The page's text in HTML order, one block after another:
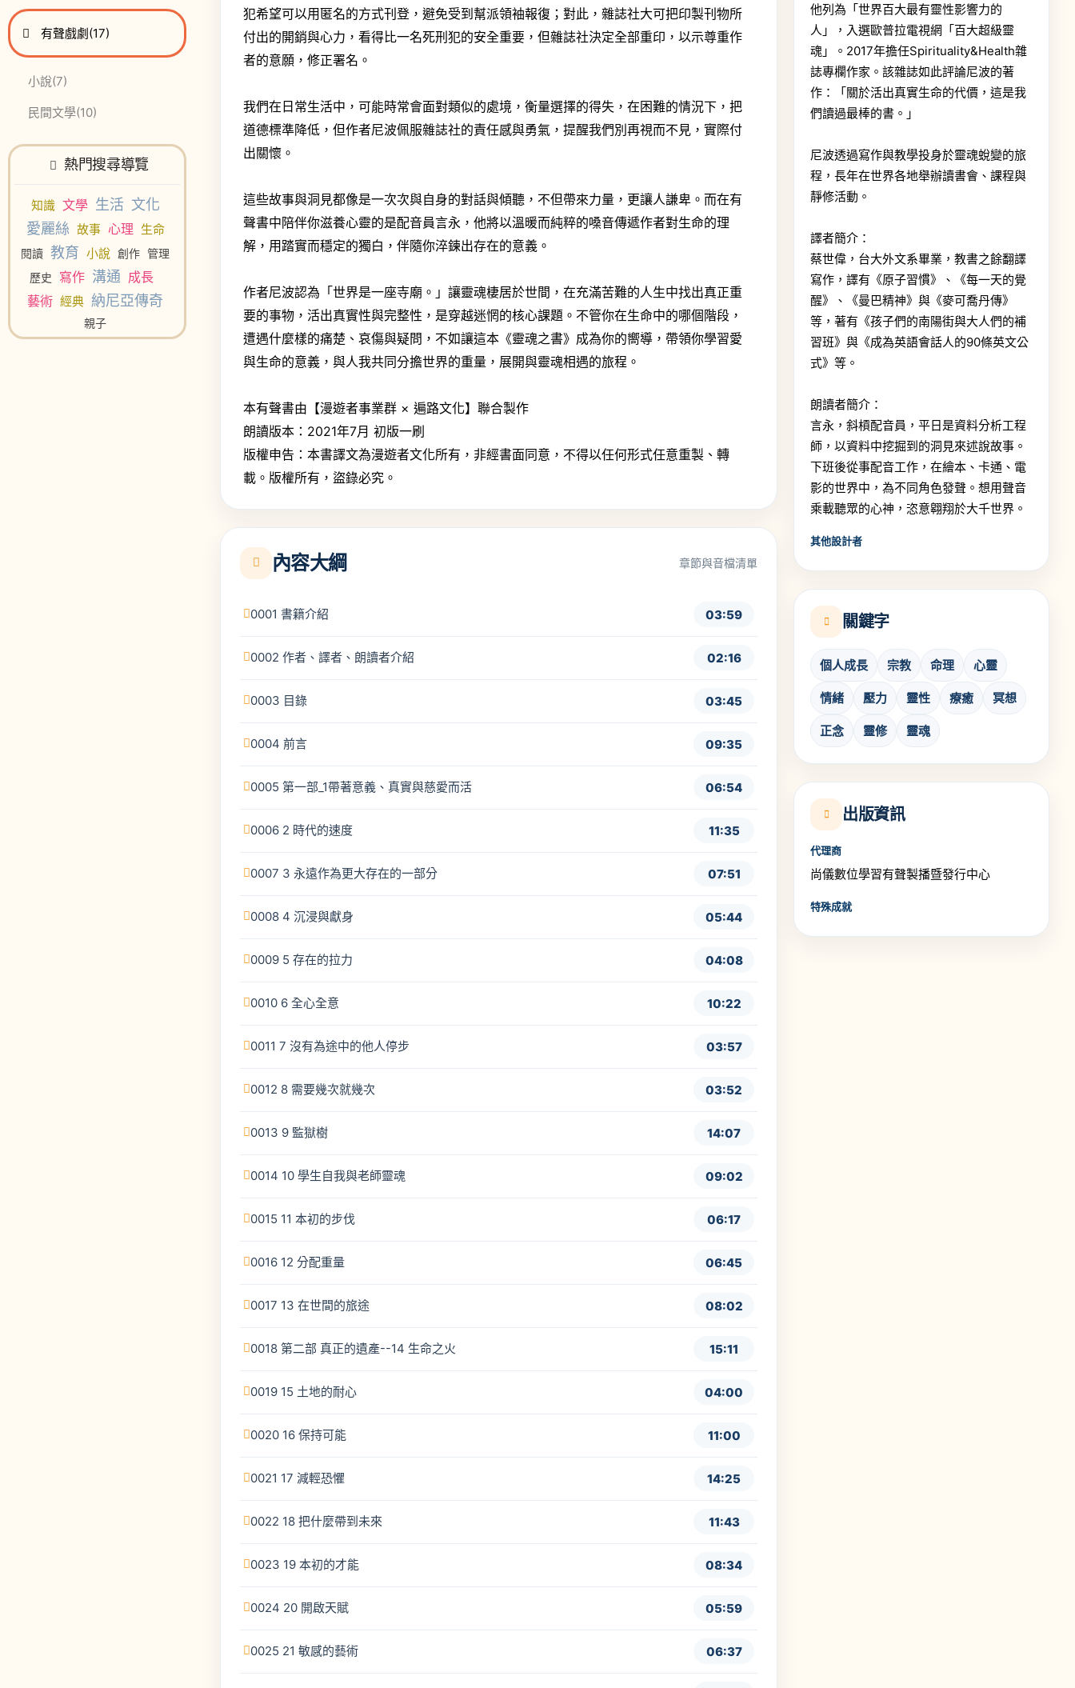
進入
有聲戲劇此分類有
(17)
小說此分類有
(7)
民間文學此分類有
(10)
熱門搜尋導覽
知識 文學 生活 文化
愛麗絲 故事 心理 生命
閱讀 教育 小說 創作 管理
歷史
寫作 溝通 成長
藝術 經典 納尼亞傳奇
親子
犯希望可以用匿名的方式刊登，避免受到幫派領袖報復；對此，雜誌社大可把印製刊物所
付出的開銷與心力，看得比一名死刑犯的安全重要，但雜誌社決定全部重印，以示尊重作
者的意願，修正署名。
我們在日常生活中，可能時常會面對類似的處境，衡量選擇的得失，在困難的情況下，把
道德標準降低，但作者尼波佩服雜誌社的責任感與勇氣，提醒我們別再視而不見，實際付
出關懷。
這些故事與洞見都像是一次次與自身的對話與傾聽，不但帶來力量，更讓人謙卑。而在有
聲書中陪伴你滋養心靈的是配音員言永，他將以溫暖而純粹的嗓音傳遞作者對生命的理
解，用踏實而穩定的獨白，伴隨你淬鍊出存在的意義。
作者尼波認為「世界是一座寺廟。」讓靈魂棲居於世間，在充滿苦難的人生中找出真正重
要的事物，活出真實性與完整性，是穿越迷惘的核心課題。不管你在生命中的哪個階段，
遭遇什麼樣的痛楚、哀傷與疑問，不如讓這本《靈魂之書》成為你的嚮導，帶領你學習愛
與生命的意義，與人我共同分擔世界的重量，展開與靈魂相遇的旅程。
本有聲書由【漫遊者事業群 × 遍路文化】聯合製作
朗讀版本：2021年7月 初版一刷
版權申告：本書譯文為漫遊者文化所有，非經書面同意，不得以任何形式任意重製、轉
載。版權所有，盜錄必究。
內容大綱 章節與音檔清單
0001 書籍介紹 03:59
0002 作者、譯者、朗讀者介紹 02:16
0003 目錄 03:45
0004 前言 09:35
0005 第一部_1帶著意義、真實與慈愛而活 06:54
0006 2 時代的速度 11:35
0007 3 永遠作為更大存在的一部分 07:51
0008 4 沉浸與獻身 05:44
0009 5 存在的拉力 04:08
0010 6 全心全意 10:22
0011 7 沒有為途中的他人停步 03:57
0012 8 需要幾次就幾次 03:52
0013 9 監獄樹 14:07
0014 10 學生自我與老師靈魂 09:02
0015 11 本初的步伐 06:17
0016 12 分配重量 06:45
0017 13 在世間的旅途 08:02
0018 第二部 真正的遺產--14 生命之火 15:11
0019 15 土地的耐心 04:00
0020 16 保持可能 11:00
0021 17 減輕恐懼 14:25
0022 18 把什麼帶到未來 11:43
0023 19 本初的才能 08:34
0024 20 開啟天賦 05:59
0025 21 敏感的藝術 06:37
他列為「世界百大最有靈性影響力的
人」，入選歐普拉電視網「百大超級靈
魂」。2017年擔任Spirituality&Health雜
誌專欄作家。該雜誌如此評論尼波的著
作：「關於活出真實生命的代價，這是我
們讀過最棒的書。」
尼波透過寫作與教學投身於靈魂蛻變的旅
程，長年在世界各地舉辦讀書會、課程與
靜修活動。
譯者簡介：
蔡世偉，台大外文系畢業，教書之餘翻譯
寫作，譯有《原子習慣》、《每一天的覺
醒》、《曼巴精神》與《麥可喬丹傳》
等，著有《孩子們的南陽街與大人們的補
習班》與《成為英語會話人的90條英文公
式》等。
朗讀者簡介：
言永，斜槓配音員，平日是資料分析工程
師，以資料中挖掘到的洞見來述說故事。
下班後從事配音工作，在繪本、卡通、電
影的世界中，為不同角色發聲。想用聲音
乘載聽眾的心神，恣意翱翔於大千世界。
其他設計者
關鍵字
個人成長 宗教 命理 心靈
情緒 壓力 靈性 療癒 冥想
正念 靈修 靈魂
出版資訊
代理商
尚儀數位學習有聲製播暨發行中心
特殊成就